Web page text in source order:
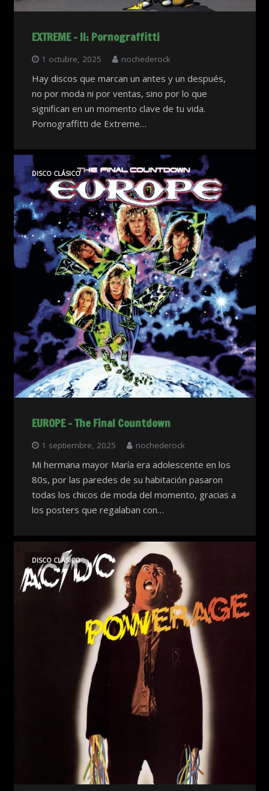
EXTREME – II: Pornograffitti
1 octubre, 2025 nochederock
Hay discos que marcan un antes y un después,
no por moda ni por ventas, sino por lo que
significan en un momento clave de tu vida.
Pornograffitti de Extreme…
EUROPE – The Final Countdown
1 septiembre, 2025 nochederock
DISCO CLÁSICO
Mi hermana mayor María era adolescente en los
80s, por las paredes de su habitación pasaron
todas los chicos de moda del momento, gracias a
los posters que regalaban con…
DISCO CLÁSICO